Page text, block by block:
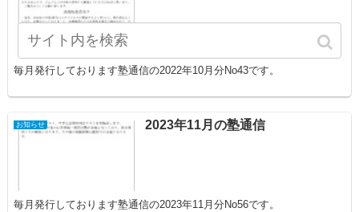
毎月発行しております塾通信の2022年10月分No43です。
お知らせ 2023年11月の塾通信
毎月発行しております塾通信の2023年11月分No56です。